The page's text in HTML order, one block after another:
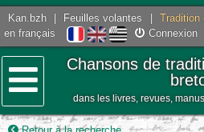
Kan.bzh Feuilles volantes Tradition
en français
Connexion
Menu
Chansons de
dans les livres, revues,